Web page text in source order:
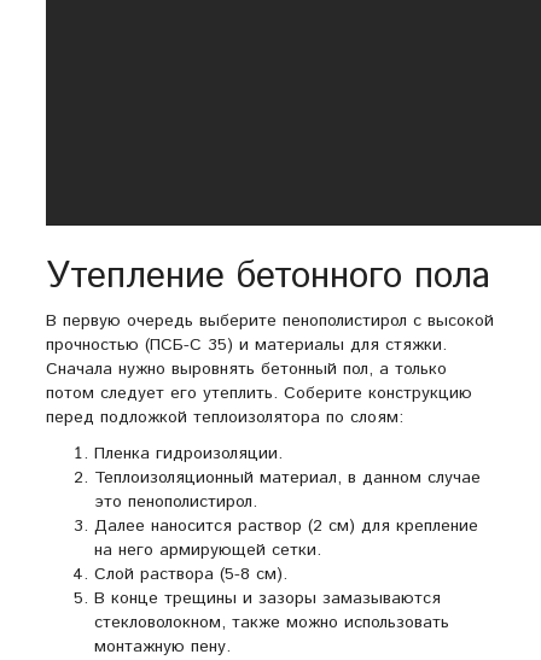
Утепление бетонного пола
В первую очередь выберите пенополистирол с высокой
прочностью (ПСБ-С 35) и материалы для стяжки.
Сначала нужно выровнять бетонный пол, а только
потом следует его утеплить. Соберите конструкцию
перед подложкой теплоизолятора по слоям:
Пленка гидроизоляции.
Теплоизоляционный материал, в данном случае
это пенополистирол.
Далее наносится раствор (2 см) для крепление
на него армирующей сетки.
Слой раствора (5-8 см).
В конце трещины и зазоры замазываются
стекловолокном, также можно использовать
монтажную пену.